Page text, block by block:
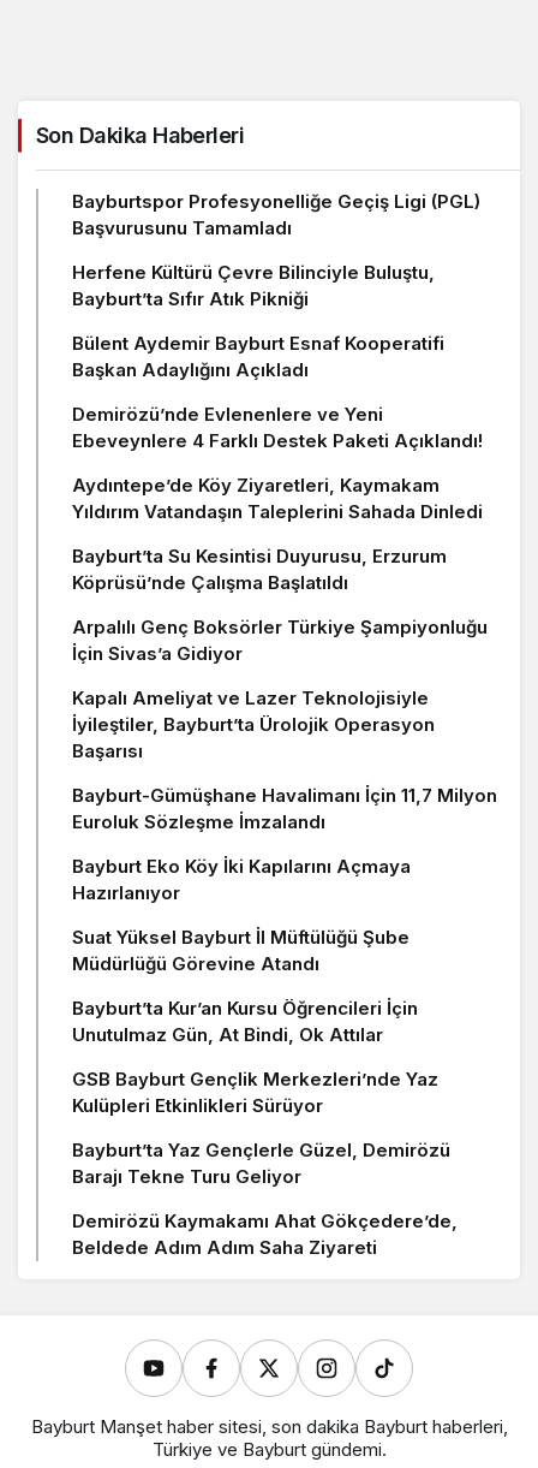
Son Dakika Haberleri
Bayburtspor Profesyonelliğe Geçiş Ligi (PGL)
Başvurusunu Tamamladı
Herfene Kültürü Çevre Bilinciyle Buluştu,
Bayburt’ta Sıfır Atık Pikniği
Bülent Aydemir Bayburt Esnaf Kooperatifi
Başkan Adaylığını Açıkladı
Demirözü’nde Evlenenlere ve Yeni
Ebeveynlere 4 Farklı Destek Paketi Açıklandı!
Aydıntepe’de Köy Ziyaretleri, Kaymakam
Yıldırım Vatandaşın Taleplerini Sahada Dinledi
Bayburt’ta Su Kesintisi Duyurusu, Erzurum
Köprüsü’nde Çalışma Başlatıldı
Arpalılı Genç Boksörler Türkiye Şampiyonluğu
İçin Sivas’a Gidiyor
Kapalı Ameliyat ve Lazer Teknolojisiyle
İyileştiler, Bayburt’ta Ürolojik Operasyon
Başarısı
Bayburt-Gümüşhane Havalimanı İçin 11,7 Milyon
Euroluk Sözleşme İmzalandı
Bayburt Eko Köy İki Kapılarını Açmaya
Hazırlanıyor
Suat Yüksel Bayburt İl Müftülüğü Şube
Müdürlüğü Görevine Atandı
Bayburt’ta Kur’an Kursu Öğrencileri İçin
Unutulmaz Gün, At Bindi, Ok Attılar
GSB Bayburt Gençlik Merkezleri’nde Yaz
Kulüpleri Etkinlikleri Sürüyor
Bayburt’ta Yaz Gençlerle Güzel, Demirözü
Barajı Tekne Turu Geliyor
Demirözü Kaymakamı Ahat Gökçedere’de,
Beldede Adım Adım Saha Ziyareti
Bayburt Manşet haber sitesi, son dakika Bayburt haberleri,
Türkiye ve Bayburt gündemi.